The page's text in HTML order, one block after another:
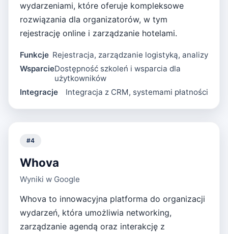
wydarzeniami, które oferuje kompleksowe
rozwiązania dla organizatorów, w tym
rejestrację online i zarządzanie hotelami.
Funkcje Rejestracja, zarządzanie logistyką, analizy
WsparcieDostępność szkoleń i wsparcia dla
użytkowników
Integracje
Integracja z CRM, systemami płatności
#4
Whova
Wyniki w Google
Whova to innowacyjna platforma do organizacji
wydarzeń, która umożliwia networking,
zarządzanie agendą oraz interakcję z